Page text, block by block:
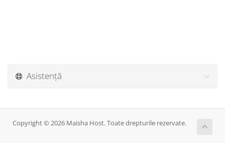
Asistență
Copyright © 2026 Maisha Host. Toate drepturile rezervate.